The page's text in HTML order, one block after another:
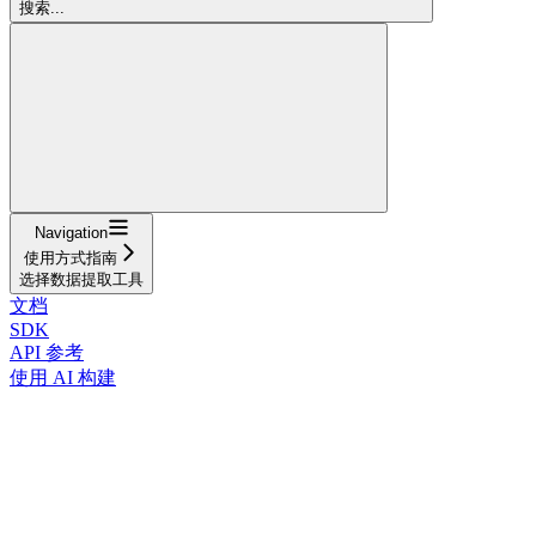
搜索...
Navigation
使用方式指南
选择数据提取工具
文档
SDK
API 参考
使用 AI 构建